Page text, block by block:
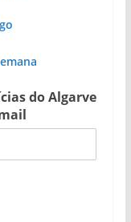
do Algarve